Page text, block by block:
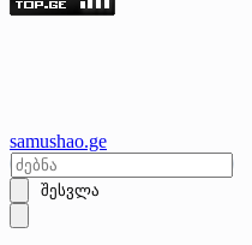
samushao.ge
შესვლა